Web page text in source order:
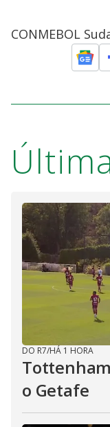
CONMEBOL
DO R7/HÁ 1 HORA
o Getafe